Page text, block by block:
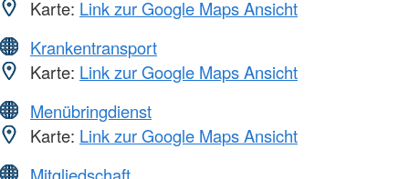
Karte: Link zur Google Maps Ansicht
Krankentransport
Karte: Link zur Google Maps Ansicht
Menübringdienst
Karte: Link zur Google Maps Ansicht